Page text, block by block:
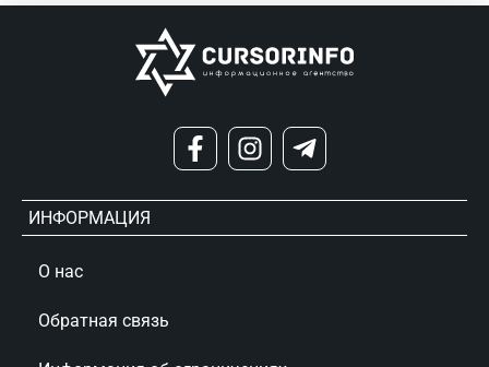
ИНФОРМАЦИЯ
О нас
Обратная связь